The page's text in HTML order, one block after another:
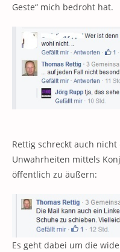
Geste“ mich bedroht hat.
Rettig schreckt auch
Unwahrheiten mittels
öffentlich zu äußern:
Es geht dabei um die